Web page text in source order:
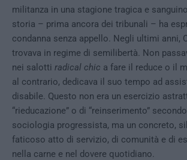
militanza in una stagione tragica e
storia – prima ancora dei tribunali – ha
condanna senza appello. Negli ultimi anni,
trovava in regime di semilibertà. Non
nei salotti radical chic a fare il reduce o il
al contrario, dedicava il suo tempo ad
disabile. Questo non era un esercizio
“rieducazione” o di “reinserimento”
sociologia progressista, ma un concreto,
faticoso atto di servizio, di comunità e di
nella carne e nel dovere quotidiano.